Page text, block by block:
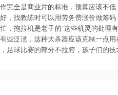
完全是商业片的标准，预算应该不
，找教练时可以用劳务费涨价做筹
，拖拉机是老子的”这些机灵的处理
些泛滥，这种大杀器应该克制一点
足球比赛的部分不拉胯，孩子们的技